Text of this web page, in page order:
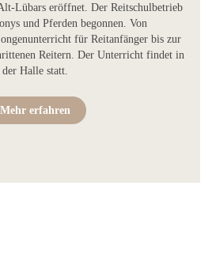
Lübars eröffnet. Der Reitschulbetrieb
und Pferden begonnen. Von
für Reitanfänger bis zur
Reitern. Der Unterricht findet in
der Halle statt.
Mehr erfahren